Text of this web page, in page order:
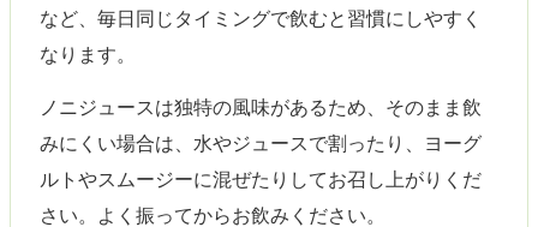
など、毎日同じタイミングで飲むと習慣にしやすく
なります。
ノニジュースは独特の風味があるため、そのまま飲
みにくい場合は、水やジュースで割ったり、ヨーグ
ルトやスムージーに混ぜたりしてお召し上がりくだ
さい。よく振ってからお飲みください。